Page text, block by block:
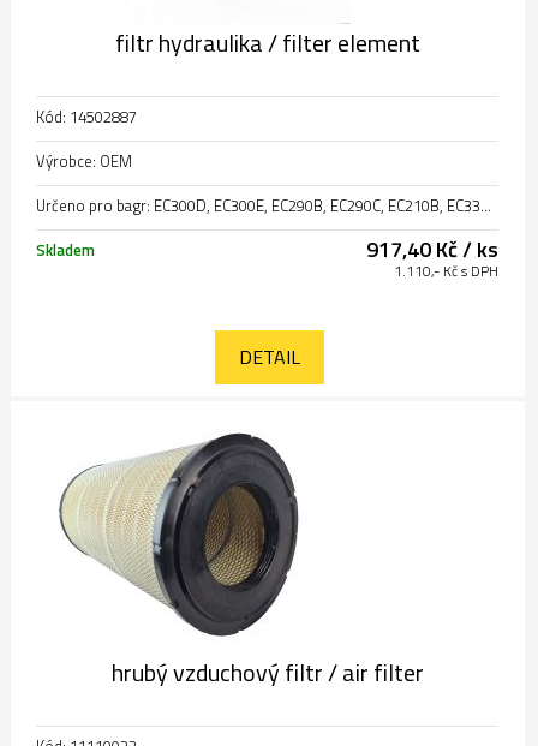
filtr hydraulika / filter element
Kód: 14502887
Výrobce: OEM
Určeno pro bagr: EC300D, EC300E, EC290B, EC290C, EC210B, EC330B, EC330C, EC350E, EC380D, EC480E, EC700C, EC700B, EC950E, EC340D, EC350D, E340D, EC360B, EC360C, EC750D
Skladem
917,40 Kč / ks
1.110,- Kč s DPH
DETAIL
hrubý vzduchový filtr / air filter